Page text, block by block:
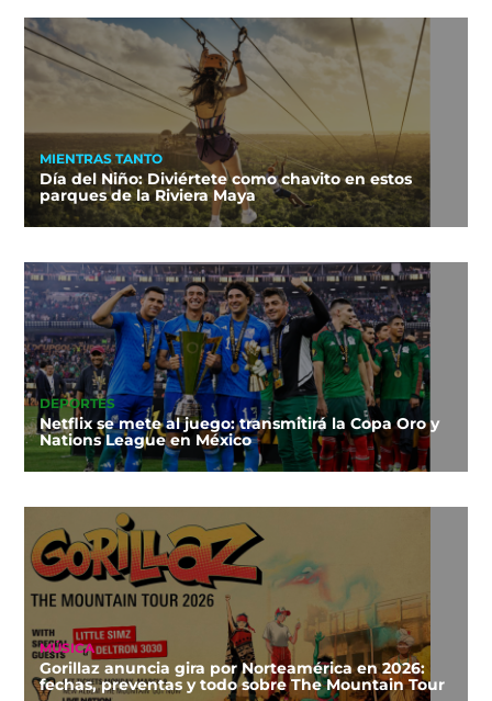
MIENTRAS TANTO
Día del Niño: Diviértete como chavito en estos
parques de la Riviera Maya
DEPORTES
Netflix se mete al juego: transmitirá la Copa Oro y
Nations League en México
MÚSICA
Gorillaz anuncia gira por Norteamérica en 2026:
fechas, preventas y todo sobre The Mountain Tour